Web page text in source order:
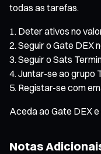
todas as tarefas.
Deter ativos no
Seguir o Gate DEX
Seguir o Sats
Juntar-se ao grupo
Registar-se com
Aceda ao Gate DEX
Notas